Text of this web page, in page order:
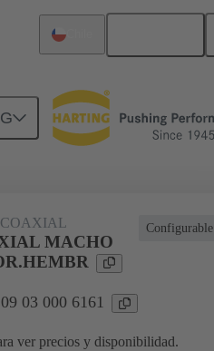
Configurable
MACHO
03 000 6161
ver precios y disponibilidad.